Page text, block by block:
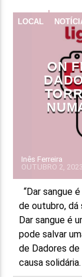
TÍTULO
ARTISTA
LOCAL
ON
Inês Ferreira
OUTUBRO 2, 2023
“Dar sangue
de outubro, dá
Dar sangue é
pode salvar
de Dadores de
causa